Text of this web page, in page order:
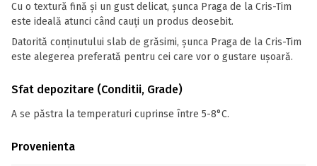
Cu o textură fină și un gust delicat, șunca Praga de la Cris-Tim
este ideală atunci când cauți un produs deosebit.
Datorită conținutului slab de grăsimi, șunca Praga de la Cris-Tim
este alegerea preferată pentru cei care vor o gustare ușoară.
Sfat depozitare (Conditii, Grade)
A se păstra la temperaturi cuprinse între 5-8°C.
Provenienta